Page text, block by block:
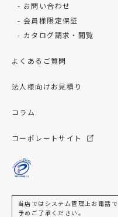
お問い合わせ
会員様限定保証
カタログ請求・閲覧
よくあるご質問
法人様向けお見積り
コラム
コーポレートサイト
当店ではシステム管理上お電話
予めご了承ください。